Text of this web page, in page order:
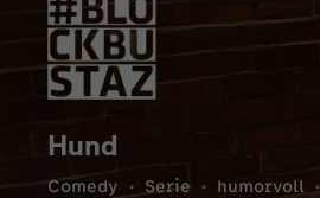
Hund
Comedy Serie humorvoll